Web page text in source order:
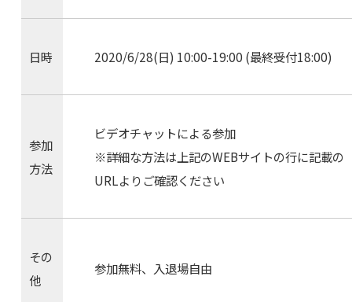
日時 2020/6/28(日) 10:00-19:00 (最終受付18:00)
参加
方法
ビデオチャットによる参加
※詳細な方法は上記のWEBサイトの行に記載の
URLよりご確認ください
その
他
参加無料、入退場自由